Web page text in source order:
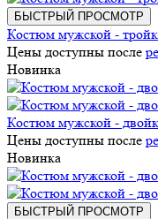
БЫСТРЫЙ ПРОСМОТР
Костюм мужской -
Цены доступны после
Новинка
Костюм мужской -
Цены доступны после
Новинка
БЫСТРЫЙ ПРОСМОТР